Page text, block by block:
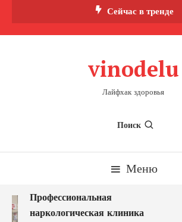
Сейчас в тренде
vinodelu
Лайфхак здоровья
Поиск
Меню
Профессиональная
наркологическая клиника